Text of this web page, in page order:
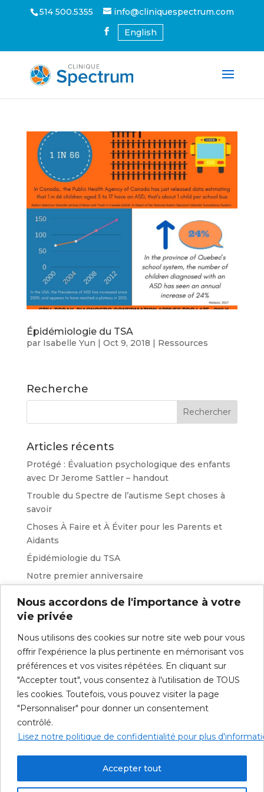
Nous accordons de l'importance à votre
vie privée
Nous utilisons des cookies sur notre site web pour vous
offrir l'expérience la plus pertinente en mémorisant vos
préférences et vos visites répétées. En cliquant sur
"Accepter tout", vous consentez à l'utilisation de TOUS
les cookies. Toutefois, vous pouvez visiter la page
"Personnaliser" pour donner un consentement
contrôlé.
Lisez notre politique de confidentialité pour plus
Accepter tout
514 500.5355
info@cliniquespectrum.com
English
Épidémiologie du TSA
par Isabelle Yun Oct 9, 2018 Ressources
Recherche
Articles récents
Protégé : Évaluation psychologique des enfants
avec Dr Jerome Sattler – handout
Trouble du Spectre de l’autisme Sept choses à
savoir
Choses À Faire et À Éviter pour les Parents et
Aidants
Épidémiologie du TSA
Notre premier anniversaire
Catégories
Conseil
Nouvelles
Ressources
Richard Kerkhoven
À propos
Nos services